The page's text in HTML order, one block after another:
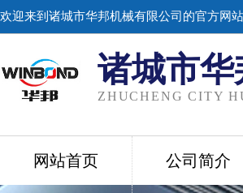
欢迎来到诸城市华邦机械有限公司的官方网站
诸城市
ZHUCHENG CITY
网站首页 公司简介